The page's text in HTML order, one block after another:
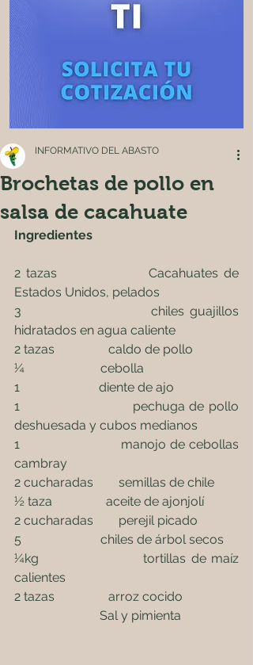
Brochetas de pollo en
salsa de cacahuate
INFORMATIVO DEL ABASTO
Ingredientes
2 tazas                 Cacahuates de
Estados Unidos, pelados
3                         chiles guajillos
hidratados en agua caliente
2 tazas                 caldo de pollo
¼                        cebolla
1                         diente de ajo
1                         pechuga de pollo
deshuesada y cubos medianos
1                         manojo de cebollas
cambray
2 cucharadas        semillas de chile
½ taza                 aceite de ajonjolí
2 cucharadas        perejil picado
5                         chiles de árbol secos
¼kg                     tortillas de maíz
calientes
2 tazas                 arroz cocido
Sal y pimienta